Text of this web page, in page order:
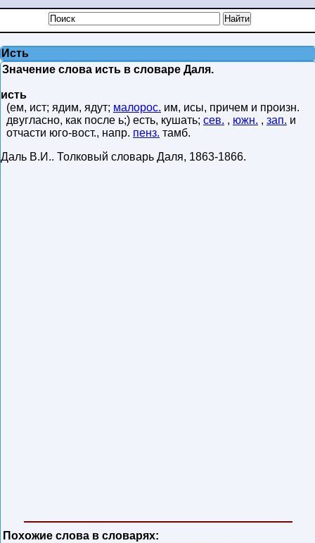
Исть
Значение слова исть в словаре Даля.
исть
(ем, ист; ядим, ядут; малорос. им, исы, причем и произн.
двугласно, как после ь;) есть, кушать; сев. , южн. , зап. и
отчасти юго-вост., напр. пенз. тамб.
Даль В.И.. Толковый словарь Даля, 1863-1866.
Похожие слова в словарях: